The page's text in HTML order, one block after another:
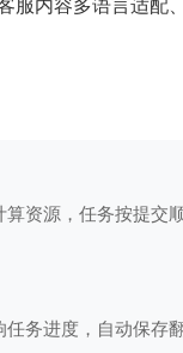
服内容多语言适配
算资源，任务按提交
任务进度，自动保存